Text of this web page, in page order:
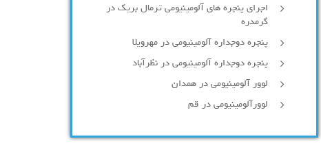
اجرای پنجره های آلومینیومی ترمال بریک در
گرمدره
پنجره دوجداره آلومینیومی در مهرویلا
پنجره دوجداره آلومینیومی در نظرآباد
لوور آلومینیومی در همدان
لوورآلومینیومی در قم